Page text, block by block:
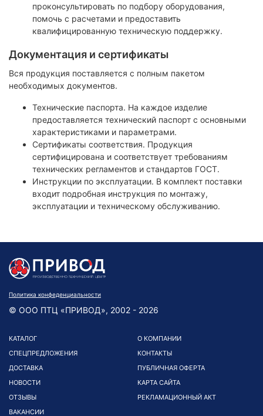
проконсультировать по подбору оборудования,
помочь с расчетами и предоставить
квалифицированную техническую поддержку.
Документация и сертификаты
Вся продукция поставляется с полным пакетом
необходимых документов.
Технические паспорта. На каждое изделие
предоставляется технический паспорт с основными
характеристиками и параметрами.
Сертификаты соответствия. Продукция
сертифицирована и соответствует требованиям
технических регламентов и стандартов ГОСТ.
Инструкции по эксплуатации. В комплект поставки
входит подробная инструкция по монтажу,
эксплуатации и техническому обслуживанию.
Политика конфеденциальности
© ООО ПТЦ «ПРИВОД», 2002 - 2026
КАТАЛОГ
СПЕЦПРЕДЛОЖЕНИЯ
ДОСТАВКА
НОВОСТИ
ОТЗЫВЫ
ВАКАНСИИ
О КОМПАНИИ
КОНТАКТЫ
ПУБЛИЧНАЯ ОФЕРТА
КАРТА САЙТА
РЕКЛАМАЦИОННЫЙ АКТ